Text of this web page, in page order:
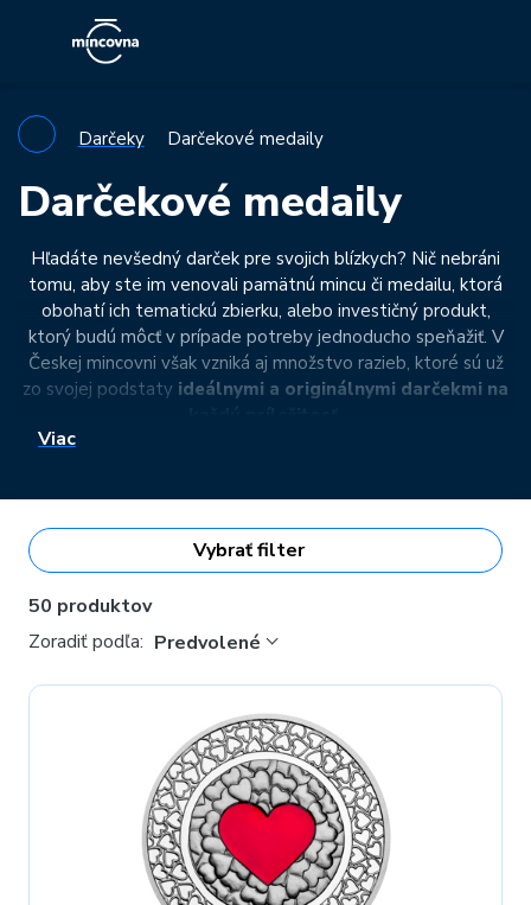
Darčeky Darčekové medaily
Darčekové medaily
Hľadáte nevšedný darček pre svojich blízkych? Nič nebráni
tomu, aby ste im venovali pamätnú mincu či medailu, ktorá
obohatí ich tematickú zbierku, alebo investičný produkt,
ktorý budú môcť v prípade potreby jednoducho speňažiť. V
Českej mincovni však vzniká aj množstvo razieb, ktoré sú už
zo svojej podstaty ideálnymi a originálnymi darčekmi na
bábätkám, novomanželom, absolventom, k
narodeninám, z lásky, pre šťastie aj len tak pre radosť
Viac
Vybrať filter
50 produktov
Zoradiť podľa: Predvolené